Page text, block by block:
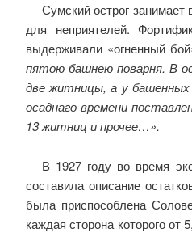
Сумский острог
для неприятелей.
выдерживали «огненный
пятою башнею поварня. В
две житницы, а у
осаднаго времени
13 житниц и прочее…».
В 1927 году во время
составила описание
была приспособлена
каждая сторона которого